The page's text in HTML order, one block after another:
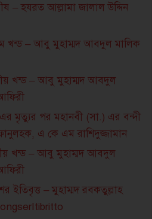
– হযরত আল্লামা জালাল উদ্দিন
খন্ড – আবু মুহাম্মদ আবদুল মালিক
খন্ড – আবু মুহাম্মদ আবদুল
মৃত্যুর পর মহানবী (সা.) এর বন্দী
এ কে এম রাশিদুজ্জামান
খন্ড – আবু মুহাম্মদ আবদুল
ইতিবৃত্ত – মুহাম্মদ রবকতুল্লাহ